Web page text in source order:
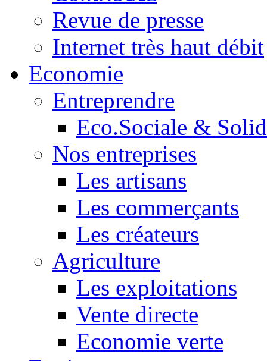
Revue de presse
Internet très haut débit
Economie
Entreprendre
Eco.Sociale &
Nos entreprises
Les artisans
Les commerçants
Les créateurs
Agriculture
Les exploitations
Vente directe
Economie verte